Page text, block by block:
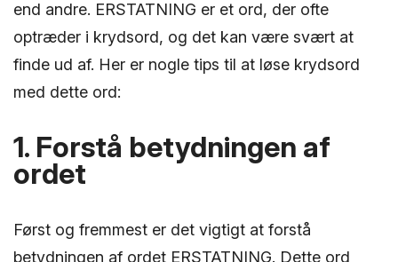
end andre. ERSTATNING er et ord, der ofte
optræder i krydsord, og det kan være svært at
finde ud af. Her er nogle tips til at løse krydsord
med dette ord:
1. Forstå betydningen af
ordet
Først og fremmest er det vigtigt at forstå
betydningen af ordet ERSTATNING. Dette ord